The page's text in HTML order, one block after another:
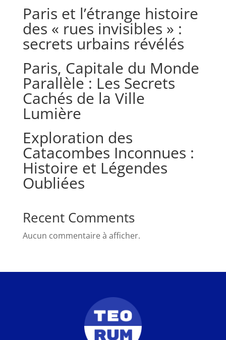
Paris et l’étrange histoire
des « rues invisibles » :
secrets urbains révélés
Paris, Capitale du Monde
Parallèle : Les Secrets
Cachés de la Ville
Lumière
Exploration des
Catacombes Inconnues :
Histoire et Légendes
Oubliées
Recent Comments
Aucun commentaire à afficher.